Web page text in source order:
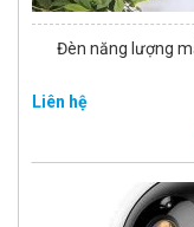
Đèn năng lượng
Liên hệ